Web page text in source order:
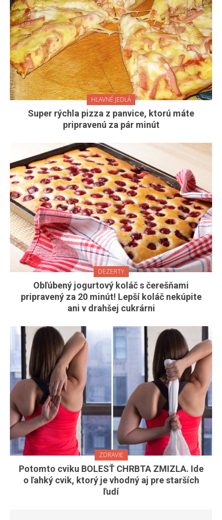
HLAVNÉ JEDLÁ
Super rýchla pizza z panvice, ktorú máte
pripravenú za pár minút
DEZERTY
Obľúbený jogurtový koláč s čerešňami
pripravený za 20 minút! Lepší koláč nekúpite
ani v drahšej cukrárni
ZDRAVIE
Potomto cviku BOLESŤ CHRBTA ZMIZLA. Ide
o ľahký cvik, ktorý je vhodný aj pre starších
ľudí